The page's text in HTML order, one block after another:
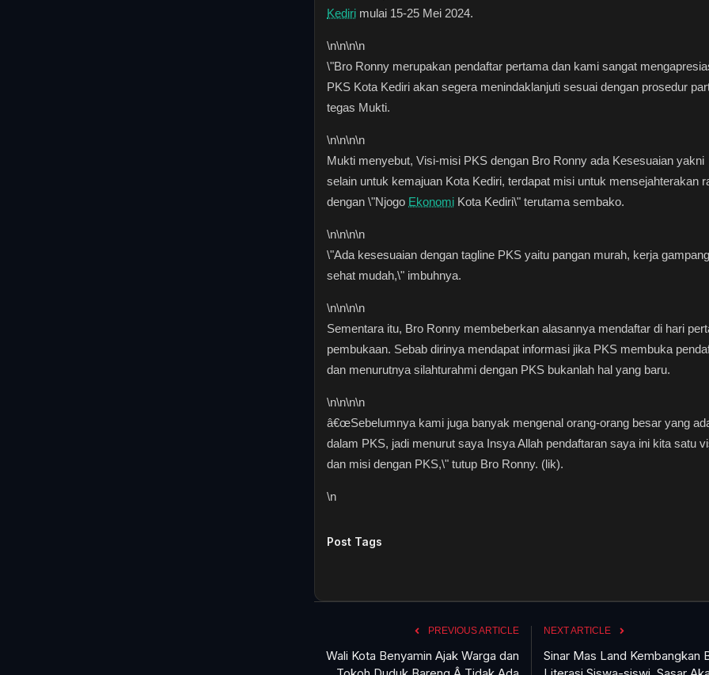
Kediri mulai 15-25 Mei 2024.
\n\n\n\n
\"Bro Ronny merupakan pendaftar pertama dan kami sangat
PKS Kota Kediri akan segera menindaklanjuti sesuai dengan prosedur
tegas Mukti.
\n\n\n\n
Mukti menyebut, Visi-misi PKS dengan Bro Ronny ada Kesesuaian yakni
selain untuk kemajuan Kota Kediri, terdapat misi untuk mensejahterakan
dengan \"Njogo Ekonomi Kota Kediri\" terutama sembako.
\n\n\n\n
\"Ada kesesuaian dengan tagline PKS yaitu pangan murah, kerja
sehat mudah,\" imbuhnya.
\n\n\n\n
Sementara itu, Bro Ronny membeberkan alasannya mendaftar di hari
pembukaan. Sebab dirinya mendapat informasi jika PKS membuka
dan menurutnya silahturahmi dengan PKS bukanlah hal yang baru.
\n\n\n\n
â€œSebelumnya kami juga banyak mengenal orang-orang besar yang
dalam PKS, jadi menurut saya Insya Allah pendaftaran saya ini kita satu
dan misi dengan PKS,\" tutup Bro Ronny. (lik).
\n
Post Tags
PREVIOUS ARTICLE
Wali Kota Benyamin Ajak Warga dan
NEXT ARTICLE
Sinar Mas Land Kembangkan